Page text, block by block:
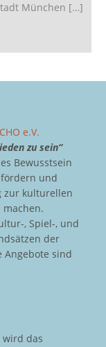
München […]
e.V.
zu sein“
Bewusstsein
und
zur kulturellen
, Spiel-, und
der
sind
wird das